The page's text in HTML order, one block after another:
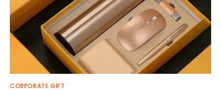
CORPORATE GIFT